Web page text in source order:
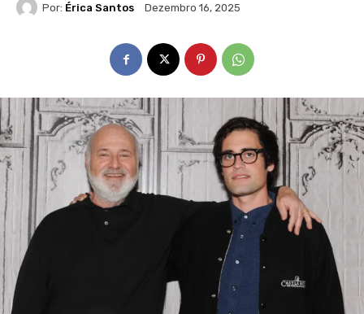
Por: Érica Santos Dezembro 16, 2025